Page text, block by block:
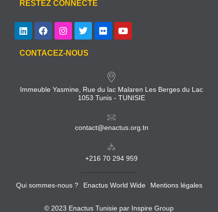
RESTEZ CONNECTÉ
CONTACEZ-NOUS
Immeuble Yasmine, Rue du lac Malaren Les Berges du Lac
1053 Tunis - TUNISIE
contact@enactus.org.tn
+216 70 294 959
Qui sommes-nous ? Enactus World Wide Mentions légales
© 2023 Enactus Tunisie par Inspire Group